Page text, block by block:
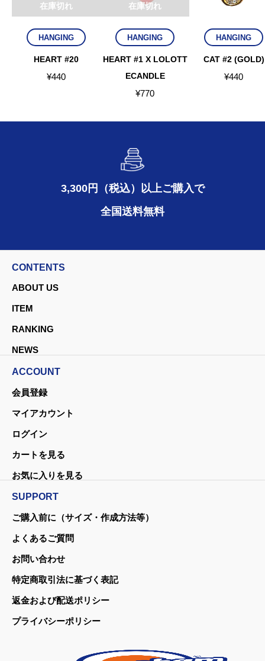
HANGING
HEART #20
¥440
在庫切れ
HANGING
HEART #1 X LOLOTT
ECANDLE
¥770
在庫切れ
HANGING
CAT #2 (GOLD)
¥440
3,300円（税込）以上ご購入で
全国送料無料
CONTENTS
ABOUT US
ITEM
RANKING
NEWS
ACCOUNT
会員登録
マイアカウント
ログイン
カートを見る
お気に入りを見る
SUPPORT
ご購入前に（サイズ・作成方法等）
よくあるご質問
お問い合わせ
特定商取引法に基づく表記
返金および配送ポリシー
プライバシーポリシー